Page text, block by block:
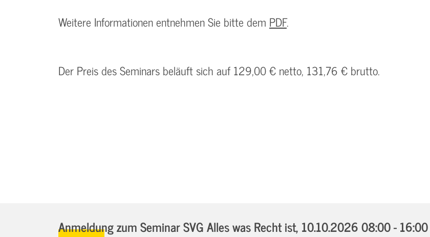
Weitere Informationen entnehmen Sie bitte dem PDF.
Der Preis des Seminars beläuft sich auf 129,00 € netto, 131,76 € brutto.
Anmeldung zum Seminar SVG Alles was Recht ist, 10.10.2026 08:00 - 16:00